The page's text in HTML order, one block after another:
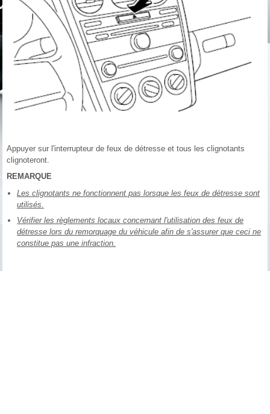
Appuyer sur l'interrupteur de feux de détresse et tous les clignotants
clignoteront.
REMARQUE
Les clignotants ne fonctionnent pas lorsque les feux de détresse sont
utilisés.
Vérifier les règlements locaux concernant l'utilisation des feux de
détresse lors du remorquage du véhicule afin de s'assurer que ceci ne
constitue pas une infraction.